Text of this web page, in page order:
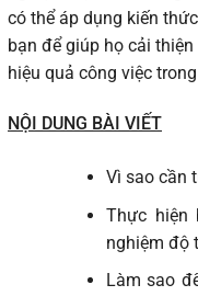
có thể áp dụng kiến
bạn để giúp họ cải
hiệu quả công việc
NỘI DUNG BÀI VIẾT
Vì sao cần
Thực hiện
nghiệm độ
Làm sao